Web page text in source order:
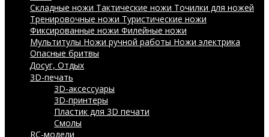
Складные ножи Тактические ножи Точилки для ножей
Тренировочные ножи Туристические ножи
Фиксированные ножи Филейные ножи
Мультитулы Ножи ручной работы Ножи электрика
Опасные бритвы
Досуг, Отдых
3D-печать
3D-аксессуары
3D-принтеры
Пластик для 3D печати
Смолы
RC-модели